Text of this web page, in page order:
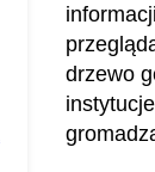
drzewo